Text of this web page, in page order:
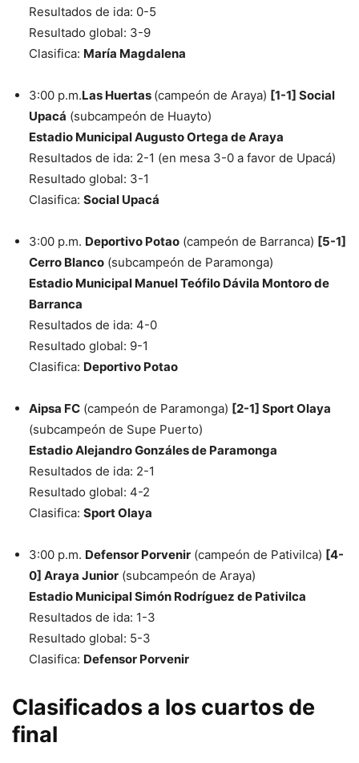
Resultados de ida: 0-5
Resultado global: 3-9
Clasifica: María Magdalena
3:00 p.m.Las Huertas (campeón de Araya) [1-1] Social
Upacá (subcampeón de Huayto)
Estadio Municipal Augusto Ortega de Araya
Resultados de ida: 2-1 (en mesa 3-0 a favor de Upacá)
Resultado global: 3-1
Clasifica: Social Upacá
3:00 p.m. Deportivo Potao (campeón de Barranca) [5-1]
Cerro Blanco (subcampeón de Paramonga)
Estadio Municipal Manuel Teófilo Dávila Montoro de
Barranca
Resultados de ida: 4-0
Resultado global: 9-1
Clasifica: Deportivo Potao
Aipsa FC (campeón de Paramonga) [2-1] Sport Olaya
(subcampeón de Supe Puerto)
Estadio Alejandro Gonzáles de Paramonga
Resultados de ida: 2-1
Resultado global: 4-2
Clasifica: Sport Olaya
3:00 p.m. Defensor Porvenir (campeón de Pativilca) [4-
0] Araya Junior (subcampeón de Araya)
Estadio Municipal Simón Rodríguez de Pativilca
Resultados de ida: 1-3
Resultado global: 5-3
Clasifica: Defensor Porvenir
Clasificados a los cuartos de
final